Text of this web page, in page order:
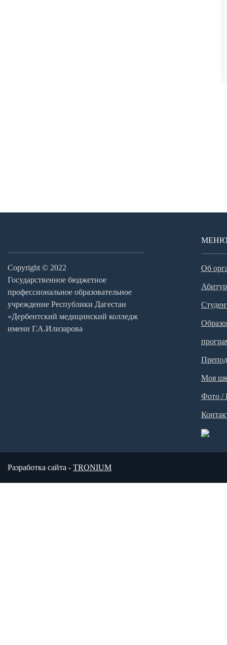
Copyright © 2022
Государственное бюджетное
профессиональное образовательное
учреждение Республики Дагестан
«Дербентский медицинский колледж
имени Г.А.Илизарова
МЕНЮ
Об
Моя
Фото /
Разработка сайта - TRONIUM